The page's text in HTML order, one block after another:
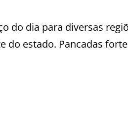
do dia para diversas
do estado. Pancadas